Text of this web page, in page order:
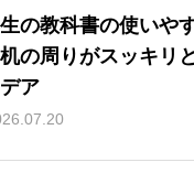
の教科書の使いや
の周りがスッキリ
ア